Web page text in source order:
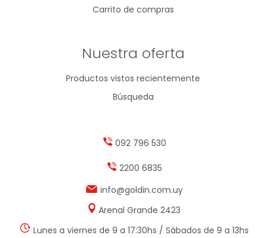
Carrito de compras
Nuestra oferta
Productos vistos recientemente
Búsqueda
092 796 530
2200 6835
info@goldin.com.uy
Arenal Grande 2423
Lunes a viernes de 9 a 17:30hs / Sábados de 9 a 13hs